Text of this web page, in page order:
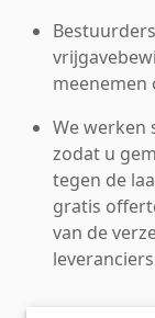
meenemen
We werken
zodat u
tegen de
gratis
van de